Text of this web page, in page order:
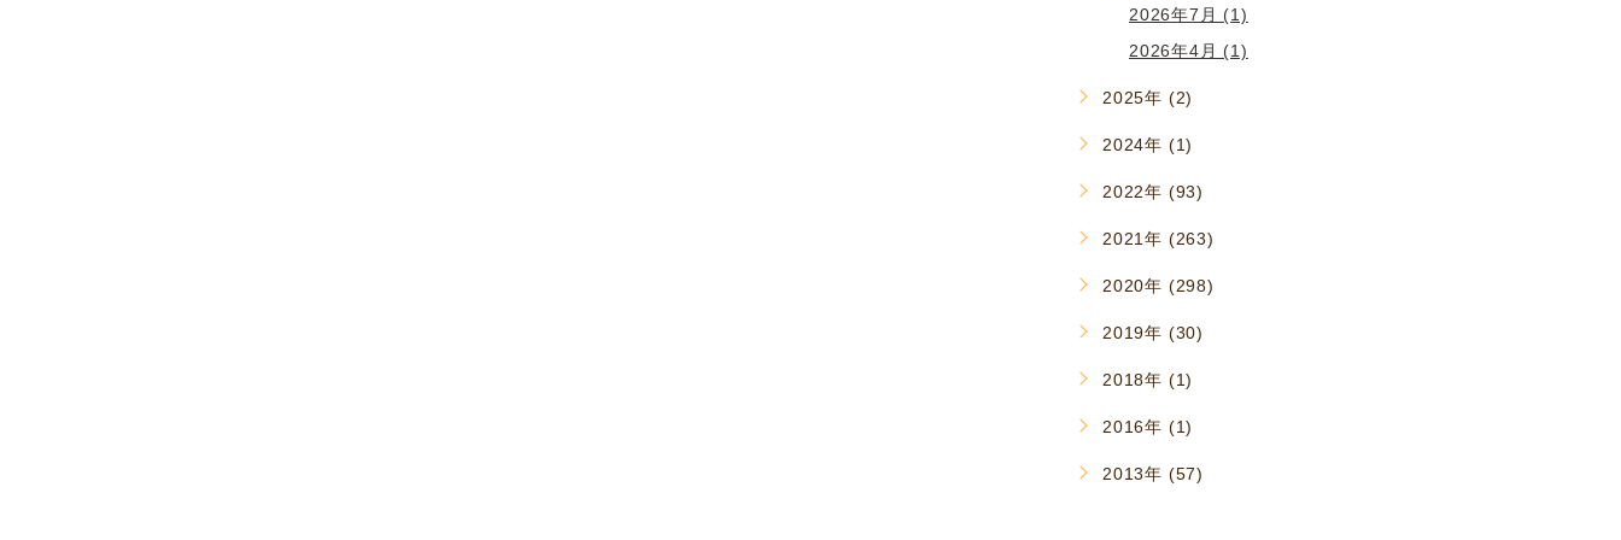
2026年7月 (1)
2026年4月 (1)
2025年 (2)
2024年 (1)
2022年 (93)
2021年 (263)
2020年 (298)
2019年 (30)
2018年 (1)
2016年 (1)
2013年 (57)